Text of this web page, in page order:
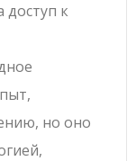
доступ к
но оно